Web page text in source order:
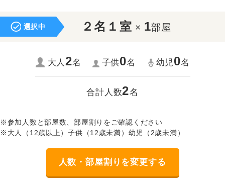
選択中 ２名１室 × 1部屋
大人2名 子供0名 幼児0名
合計人数2名
※参加人数と部屋数、部屋割りをご確認ください
※大人（12歳以上）子供（12歳未満）幼児（2歳未満）
人数・部屋割りを変更する